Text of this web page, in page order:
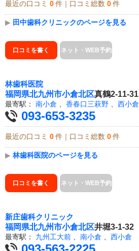
最近の口コミ 0 件｜口コミ総数 0 件
▶ 田中歯科クリニックのページを見る
口コミを書く ネット・WEB予約
林歯科医院
福岡県北九州市小倉北区真鶴2-11-31
最寄駅： 南小倉 香春口三萩野 西小倉
093-653-3235
最近の口コミ 0 件｜口コミ総数 0 件
▶ 林歯科医院のページを見る
口コミを書く ネット・WEB予約
新庄歯科クリニック
福岡県北九州市小倉北区井堀3-1-32
最寄駅： 九州工大前 南小倉 西小倉